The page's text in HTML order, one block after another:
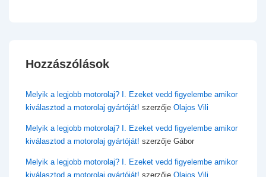
Hozzászólások
Melyik a legjobb motorolaj? I. Ezeket vedd figyelembe amikor
kiválasztod a motorolaj gyártóját! szerzője Olajos Vili
Melyik a legjobb motorolaj? I. Ezeket vedd figyelembe amikor
kiválasztod a motorolaj gyártóját! szerzője Gábor
Melyik a legjobb motorolaj? I. Ezeket vedd figyelembe amikor
kiválasztod a motorolaj gyártóját! szerzője Olajos Vili